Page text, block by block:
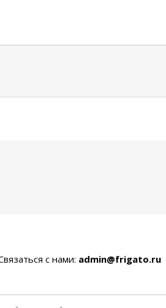
с нами: admin@frigato.ru